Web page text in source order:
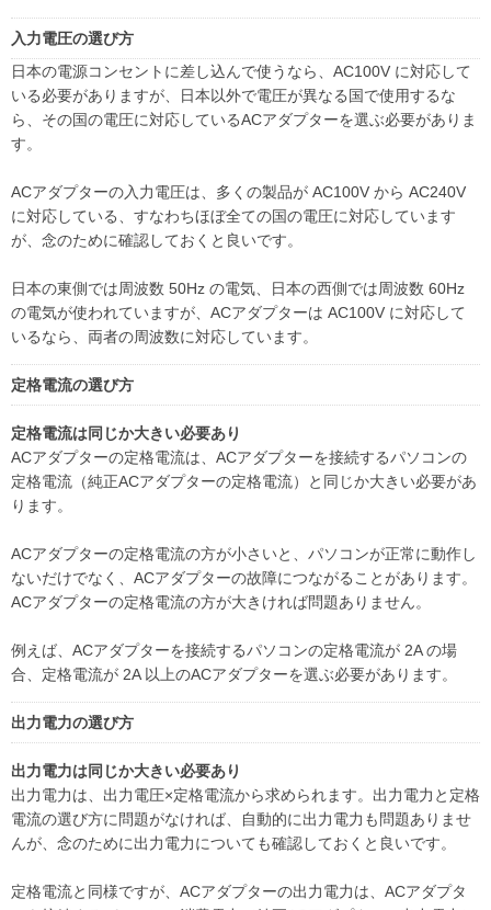
入力電圧の選び方
日本の電源コンセントに差し込んで使うなら、AC100V に対応して
いる必要がありますが、日本以外で電圧が異なる国で使用するな
ら、その国の電圧に対応しているACアダプターを選ぶ必要がありま
す。
ACアダプターの入力電圧は、多くの製品が AC100V から AC240V
に対応している、すなわちほぼ全ての国の電圧に対応しています
が、念のために確認しておくと良いです。
日本の東側では周波数 50Hz の電気、日本の西側では周波数 60Hz
の電気が使われていますが、ACアダプターは AC100V に対応して
いるなら、両者の周波数に対応しています。
定格電流の選び方
定格電流は同じか大きい必要あり
ACアダプターの定格電流は、ACアダプターを接続するパソコンの
定格電流（純正ACアダプターの定格電流）と同じか大きい必要があ
ります。
ACアダプターの定格電流の方が小さいと、パソコンが正常に動作し
ないだけでなく、ACアダプターの故障につながることがあります。
ACアダプターの定格電流の方が大きければ問題ありません。
例えば、ACアダプターを接続するパソコンの定格電流が 2A の場
合、定格電流が 2A 以上のACアダプターを選ぶ必要があります。
出力電力の選び方
出力電力は同じか大きい必要あり
出力電力は、出力電圧×定格電流から求められます。出力電力と定格
電流の選び方に問題がなければ、自動的に出力電力も問題ありませ
んが、念のために出力電力についても確認しておくと良いです。
定格電流と同様ですが、ACアダプターの出力電力は、ACアダプタ